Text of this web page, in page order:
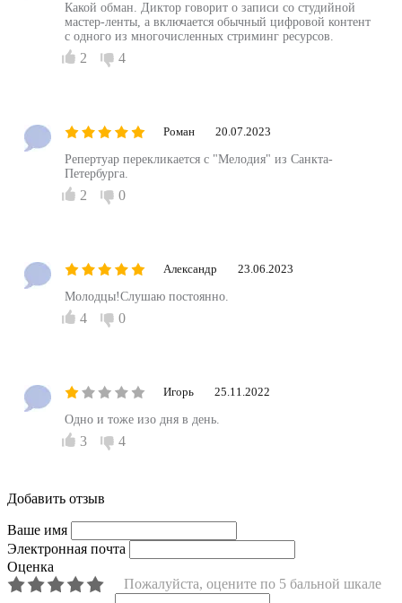
Какой обман. Диктор говорит о записи со студийной
мастер-ленты, а включается обычный цифровой контент
с одного из многочисленных стриминг ресурсов.
2 4
Роман 20.07.2023
Репертуар перекликается с "Мелодия" из Санкта-
Петербурга.
2 0
Александр 23.06.2023
Молодцы!Слушаю постоянно.
4 0
Игорь 25.11.2022
Одно и тоже изо дня в день.
3 4
Добавить отзыв
Ваше имя
Электронная почта
Оценка
Пожалуйста, оцените по 5 бальной шкале